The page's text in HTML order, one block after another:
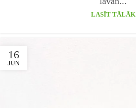
LASĪT TĀLĀK
16
JŪN